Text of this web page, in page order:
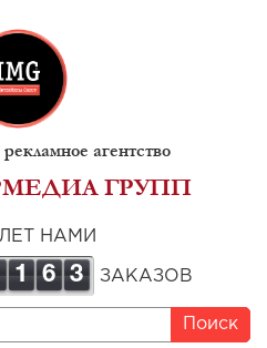
агентство
ГРУПП
ЛЕТ НАМИ
1 6 3 ЗАКАЗОВ
Поиск